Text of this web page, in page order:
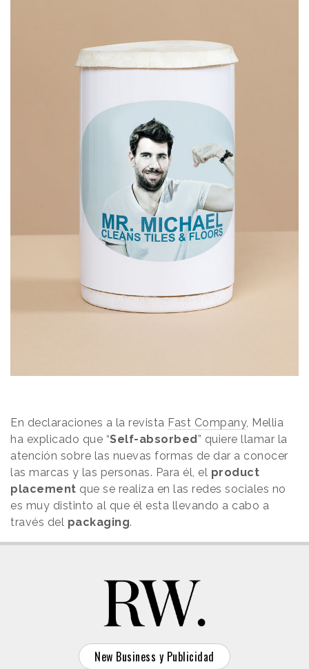
En declaraciones a la revista Fast Company, Mellia
ha explicado que “Self-absorbed ” quiere llamar la
atención sobre las nuevas formas de dar a conocer
las marcas y las personas. Para él, el product
placement que se realiza en las redes sociales no
es muy distinto al que él esta llevando a cabo a
través del packaging.
New Business y Publicidad